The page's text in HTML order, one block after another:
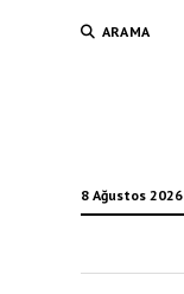
ARAMA
8 Ağustos 2026